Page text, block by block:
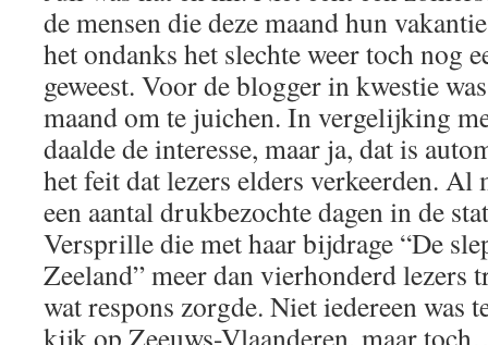
de mensen die deze maand hun
het ondanks het slechte weer toch nog
geweest. Voor de blogger in kwestie
maand om te juichen. In vergelijking
daalde de interesse, maar ja, dat is
het feit dat lezers elders verkeerden. Al
een aantal drukbezochte dagen in de
Versprille die met haar bijdrage “De
Zeeland” meer dan vierhonderd
wat respons zorgde. Niet iedereen was
kijk op Zeeuws-Vlaanderen, maar